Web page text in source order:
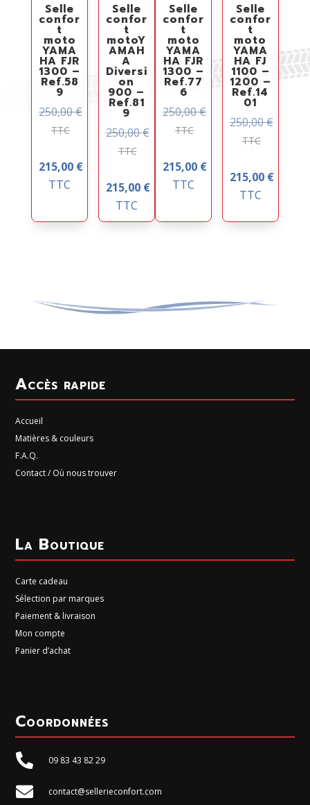
Selle
confor
t
moto
YAMA
HA FJR
1300 –
Ref.58
9
250,00€
TTC
215,00 €
TTC
Selle
confor
t
motoY
AMAH
A
Diversi
on
900 –
Ref.81
9
250,00€
TTC
215,00 €
TTC
Selle
confor
t
moto
YAMA
HA FJR
1300 –
Ref.77
6
250,00€
TTC
215,00 €
TTC
Selle
confor
t
moto
YAMA
HA FJ
1100 –
1200 –
Ref.14
01
250,00€
TTC
215,00 €
TTC
Accès rapide
Accueil
Matières & couleurs
F.A.Q.
Contact / Où nous trouver
La Boutique
Carte cadeau
Sélection par marques
Paiement & livraison
Mon compte
Panier d’achat
Coordonnées
 09 83 43 82 29
 contact@sellerieconfort.com